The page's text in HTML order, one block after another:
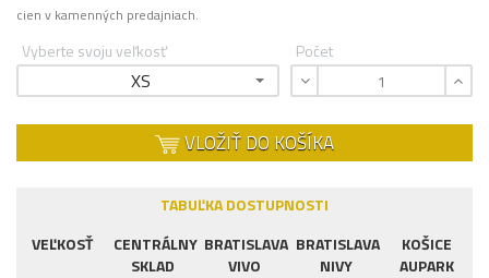
cien v kamenných predajniach.
Vyberte svoju veľkosť
XS
Počet
VLOŽIŤ DO KOŠÍKA
TABUĽKA DOSTUPNOSTI
VEĽKOSŤ
CENTRÁLNY
SKLAD
BRATISLAVA
VIVO
BRATISLAVA
NIVY
KOŠICE
AUPARK